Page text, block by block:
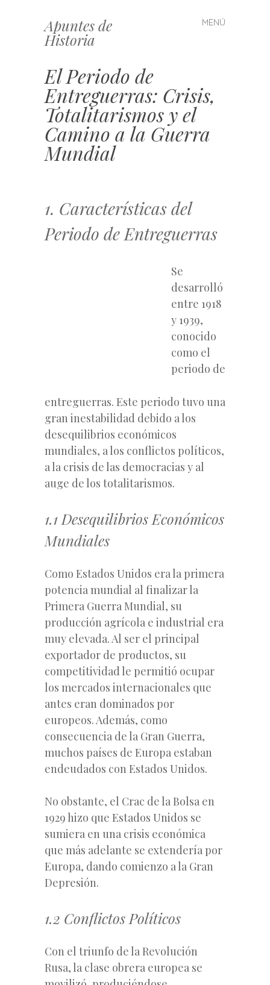
Apuntes de
Historia
MENÚ
Saltar
al
El Periodo de
Entreguerras: Crisis,
Totalitarismos y el
Camino a la Guerra
Mundial
1. Características del
Periodo de Entreguerras
Se
desarrolló
entre 1918
y 1939,
conocido
como el
periodo de
entreguerras. Este periodo tuvo una
gran inestabilidad debido a los
desequilibrios económicos
mundiales, a los conflictos políticos,
a la crisis de las democracias y al
auge de los totalitarismos.
1.1 Desequilibrios Económicos
Mundiales
Como Estados Unidos era la primera
potencia mundial al finalizar la
Primera Guerra Mundial, su
producción agrícola e industrial era
muy elevada. Al ser el principal
exportador de productos, su
competitividad le permitió ocupar
los mercados internacionales que
antes eran dominados por
europeos. Además, como
consecuencia de la Gran Guerra,
muchos países de Europa estaban
endeudados con Estados Unidos.
No obstante, el Crac de la Bolsa en
1929 hizo que Estados Unidos se
sumiera en una crisis económica
que más adelante se extendería por
Europa, dando comienzo a la Gran
Depresión.
1.2 Conflictos Políticos
Con el triunfo de la Revolución
Rusa, la clase obrera europea se